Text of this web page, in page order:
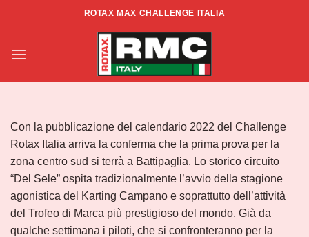
ROTAX MAX CHALLENGE ITALIA
Al via il Challenge di zona Centro –
Sud
Con la pubblicazione del calendario 2022 del Challenge
Rotax Italia arriva la conferma che la prima prova per la
zona centro sud si terrà a Battipaglia. Lo storico circuito
“Del Sele” ospita tradizionalmente l’avvio della stagione
agonistica del Karting Campano e soprattutto dell’attività
del Trofeo di Marca più prestigioso del mondo. Già da
qualche settimana i piloti, che si confronteranno per la